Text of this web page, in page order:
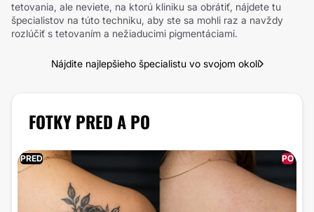
tetovania, ale neviete, na ktorú kliniku sa obrátiť, nájdete tu
špecialistov na túto techniku, aby ste sa mohli raz a navždy
rozlúčiť s tetovaním a nežiaducimi pigmentáciami.
Nájdite najlepšieho špecialistu vo svojom okolí
FOTKY PRED A PO
PRED PO